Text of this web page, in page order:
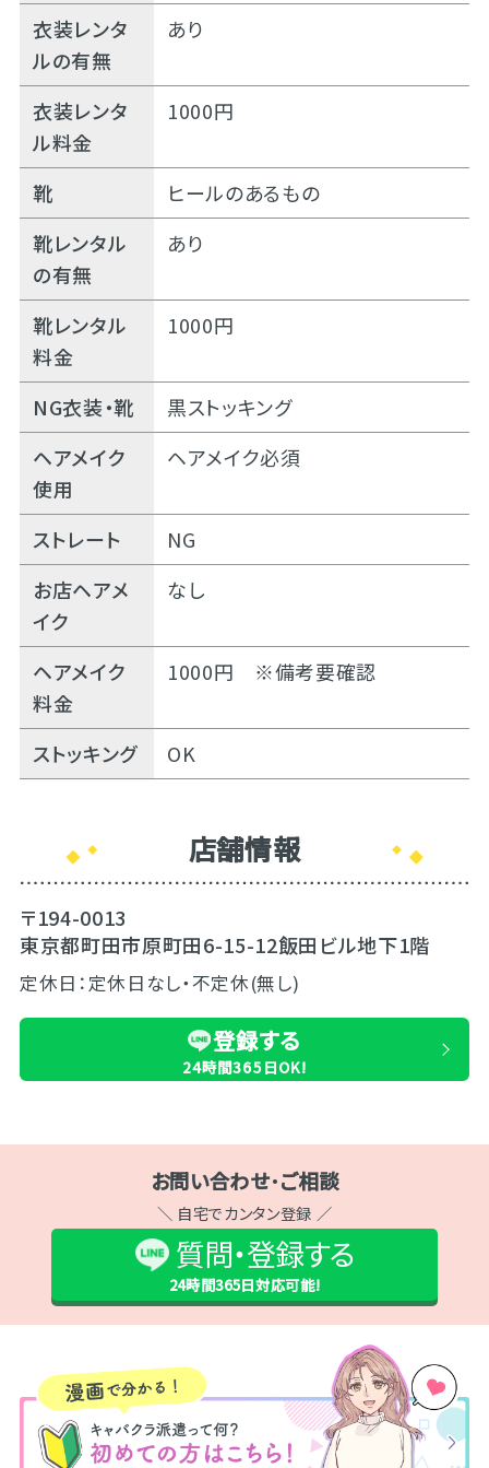
衣装レンタ
ルの有無
あり
衣装レンタ
ル料金
1000円
靴
ヒールのあるもの
靴レンタル
の有無
あり
靴レンタル
料金
1000円
NG衣装・靴
黒ストッキング
ヘアメイク
使用
ヘアメイク必須
ストレート
NG
お店ヘアメ
イク
なし
ヘアメイク
料金
1000円 ※備考要確認
ストッキング OK
店舗情報
〒194-0013
東京都町田市原町田6-15-12飯田ビル地下1階
定休日：定休日なし・不定休(無し)
登録する
24時間365日OK!
お問い合わせ･ご相談
＼ 自宅でカンタン登録 ／
質問・登録する
24時間365日対応可能!